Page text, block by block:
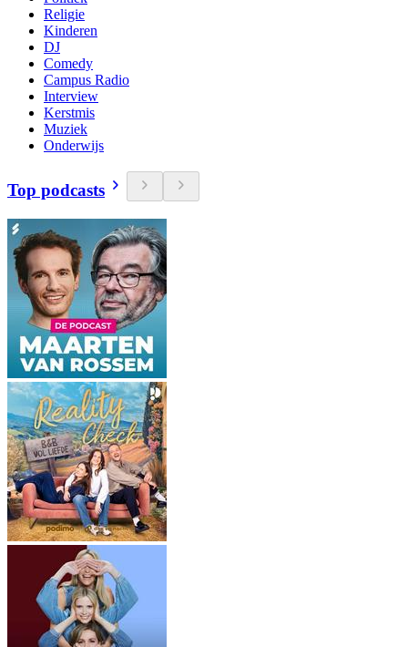
Religie
Kinderen
DJ
Comedy
Campus Radio
Interview
Kerstmis
Muziek
Onderwijs
Top podcasts